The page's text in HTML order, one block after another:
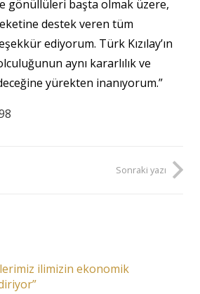
ve gönüllüleri başta olmak üzere,
destek veren tüm
ediyorum. Türk Kızılay’ın
aynı kararlılık ve
yürekten inanıyorum.”
Sonraki yazı
ilimizin ekonomik